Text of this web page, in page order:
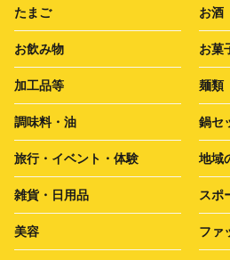
たまご お酒
お飲み物 お菓
加工品等 麺類
調味料・油 鍋セ
旅行・イベント・体験 地域
雑貨・日用品 スポ
美容 ファ